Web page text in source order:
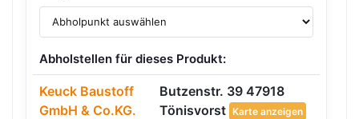
Abholstellen für dieses Produkt:
Keuck Baustoff
GmbH & Co.KG.
Butzenstr. 39 47918
Tönisvorst Karte anzeigen